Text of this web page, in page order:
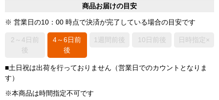
商品お届けの目安
※ 営業日の10：00 時点で決済が完了している場合の目安です
2～4日前
後
4～6日前
後
1週間前後 10日前後 日時指定×
■土日祝は出荷を行っておりません（営業日でのカウントとなりま
す）
※本商品は時間指定不可です